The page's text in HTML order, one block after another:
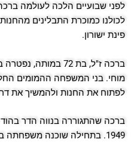
לפני שבועיים הלכה לעולמה
לכולנו כמוכרת התבלינים
פינת ישורון.
ברכה ז"ל, בת 72
מוחי. בני המשפחה ההמומים
לפתוח את החנות ולהמשיך את
ברכה שהתגוררה בנווה הדר
1949. בתחילה שוכנה